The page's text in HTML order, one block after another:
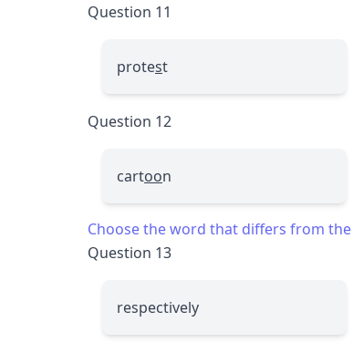
Question 11
protest
Question 12
cartoon
Choose the word that differs from
Question 13
respectively